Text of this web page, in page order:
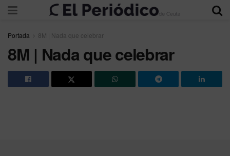
Portada 8M | Nada que celebrar
8M | Nada que celebrar